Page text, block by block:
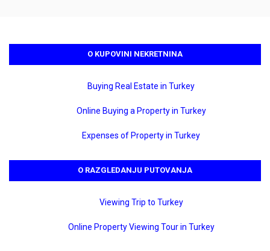
O KUPOVINI NEKRETNINA
Buying Real Estate in Turkey
Online Buying a Property in Turkey
Expenses of Property in Turkey
O RAZGLEDANJU PUTOVANJA
Viewing Trip to Turkey
Online Property Viewing Tour in Turkey